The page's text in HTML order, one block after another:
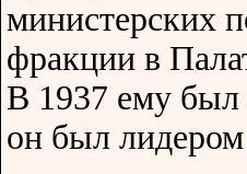
министерских
фракции в
В 1937 ему был
он был